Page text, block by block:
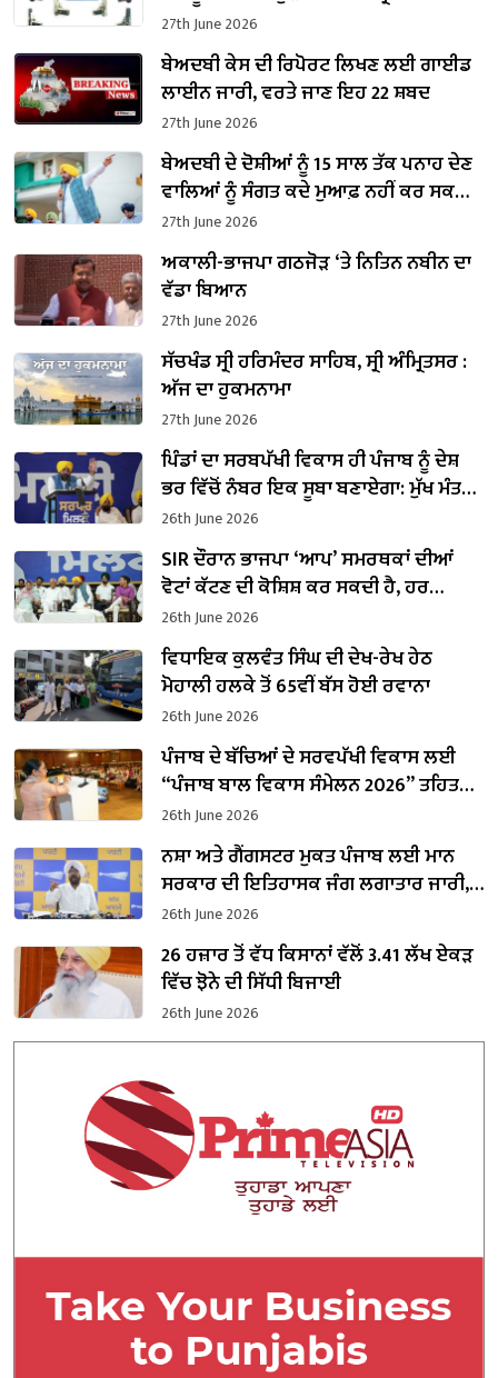
27th June 2026
ਬੇਅਦਬੀ ਕੇਸ ਦੀ ਰਿਪੋਰਟ ਲਿਖਣ ਲਈ ਗਾਈਡ
ਲਾਈਨ ਜਾਰੀ, ਵਰਤੇ ਜਾਣ ਇਹ 22 ਸ਼ਬਦ
27th June 2026
ਬੇਅਦਬੀ ਦੇ ਦੋਸ਼ੀਆਂ ਨੂੰ 15 ਸਾਲ ਤੱਕ ਪਨਾਹ ਦੇਣ
ਵਾਲਿਆਂ ਨੂੰ ਸੰਗਤ ਕਦੇ ਮੁਆਫ਼ ਨਹੀਂ ਕਰ ਸਕਦੀ-
ਮੁੱਖ ਮੰਤਰੀ ਭਗਵੰਤ ਮਾਨ
27th June 2026
ਅਕਾਲੀ-ਭਾਜਪਾ ਗਠਜੋੜ ‘ਤੇ ਨਿਤਿਨ ਨਬੀਨ ਦਾ
ਵੱਡਾ ਬਿਆਨ
27th June 2026
ਸੱਚਖੰਡ ਸ੍ਰੀ ਹਰਿਮੰਦਰ ਸਾਹਿਬ, ਸ੍ਰੀ ਅੰਮ੍ਰਿਤਸਰ :
ਅੱਜ ਦਾ ਹੁਕਮਨਾਮਾ
27th June 2026
ਪਿੰਡਾਂ ਦਾ ਸਰਬਪੱਖੀ ਵਿਕਾਸ ਹੀ ਪੰਜਾਬ ਨੂੰ ਦੇਸ਼
ਭਰ ਵਿੱਚੋਂ ਨੰਬਰ ਇਕ ਸੂਬਾ ਬਣਾਏਗਾ: ਮੁੱਖ ਮੰਤਰੀ
ਭਗਵੰਤ ਮਾਨ
26th June 2026
SIR ਦੌਰਾਨ ਭਾਜਪਾ ‘ਆਪ’ ਸਮਰਥਕਾਂ ਦੀਆਂ
ਵੋਟਾਂ ਕੱਟਣ ਦੀ ਕੋਸ਼ਿਸ਼ ਕਰ ਸਕਦੀ ਹੈ, ਹਰ
ਵਲੰਟੀਅਰ ਸੁਚੇਤ ਰਹੇ: ਮੁੱਖ ਮੰਤਰੀ ਭਗਵੰਤ ਮਾਨ
26th June 2026
ਵਿਧਾਇਕ ਕੁਲਵੰਤ ਸਿੰਘ ਦੀ ਦੇਖ-ਰੇਖ ਹੇਠ
ਮੋਹਾਲੀ ਹਲਕੇ ਤੋਂ 65ਵੀਂ ਬੱਸ ਹੋਈ ਰਵਾਨਾ
26th June 2026
ਪੰਜਾਬ ਦੇ ਬੱਚਿਆਂ ਦੇ ਸਰਵਪੱਖੀ ਵਿਕਾਸ ਲਈ
“ਪੰਜਾਬ ਬਾਲ ਵਿਕਾਸ ਸੰਮੇਲਨ 2026” ਤਹਿਤ
“ਨਿੱਕੇ ਕਦਮ, ਵੱਡਾ ਵਿਕਾਸ” ਮੁਹਿੰਮ ਦਾ ਆਗਾਜ਼
26th June 2026
ਨਸ਼ਾ ਅਤੇ ਗੈਂਗਸਟਰ ਮੁਕਤ ਪੰਜਾਬ ਲਈ ਮਾਨ
ਸਰਕਾਰ ਦੀ ਇਤਿਹਾਸਕ ਜੰਗ ਲਗਾਤਾਰ ਜਾਰੀ,
ਹੁਣ ਤੱਕ 7105 ਨਸ਼ਾ ਤਸਕਰ ਗ੍ਰਿਫਤਾਰ : ਕੁਲਦੀਪ
ਧਾਲੀਵਾਲ
26th June 2026
26 ਹਜ਼ਾਰ ਤੋਂ ਵੱਧ ਕਿਸਾਨਾਂ ਵੱਲੋਂ 3.41 ਲੱਖ ਏਕੜ
ਵਿੱਚ ਝੋਨੇ ਦੀ ਸਿੱਧੀ ਬਿਜਾਈ
26th June 2026